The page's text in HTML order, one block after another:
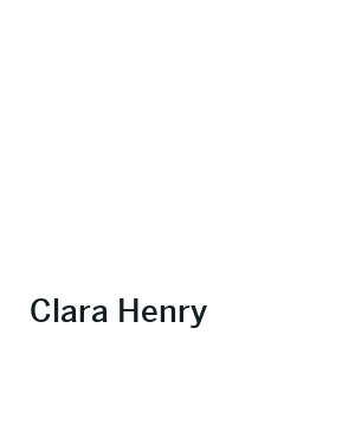
Clara Henry